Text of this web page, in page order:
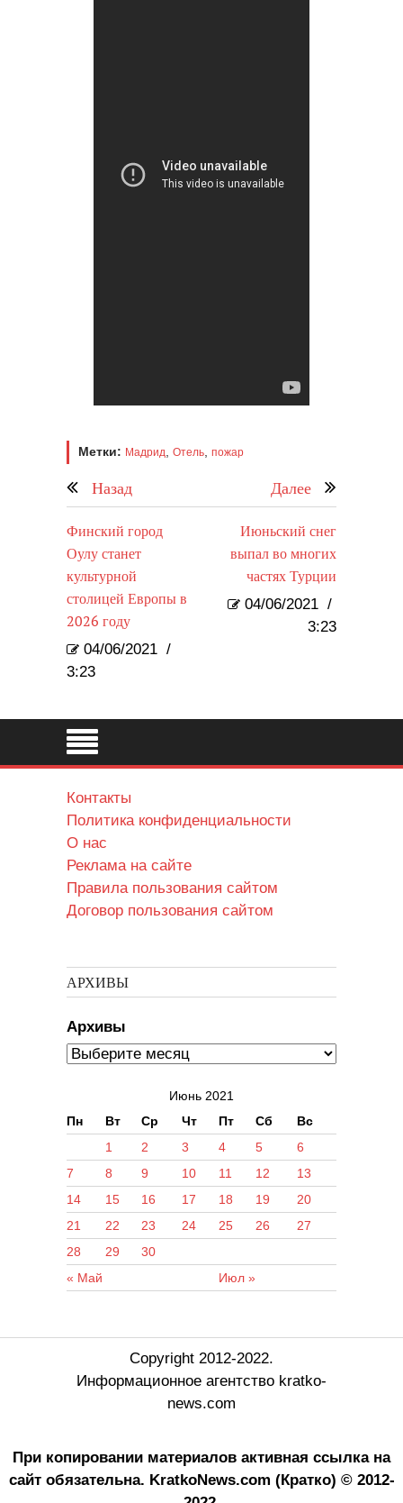
Метки: Мадрид, Отель, пожар
Назад Далее
Финский город
Оулу станет
культурной
столицей Европы в
2026 году
04/06/2021 /
3:23
Июньский снег
выпал во многих
частях Турции
04/06/2021 /
3:23
Контакты
Политика конфиденциальности
О нас
Реклама на сайте
Правила пользования сайтом
Договор пользования сайтом
АРХИВЫ
Архивы
Июнь 2021
Пн
Вт Ср Чт Пт Сб Вс
« Май Июл »
1 2 3 4 5
6
7
8 9 10 11 12
13
14
15 16 17 18 19
20
21
22 23 24 25 26
27
28
29 30
Copyright 2012-2022.
Информационное агентство kratko-
news.com
При копировании материалов активная ссылка на
сайт обязательна. KratkoNews.com (Кратко) © 2012-